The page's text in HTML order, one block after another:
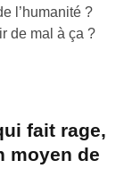
l’humanité ?
de mal à ça ?
fait rage,
moyen de